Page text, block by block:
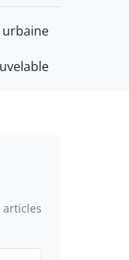
urbaine
articles